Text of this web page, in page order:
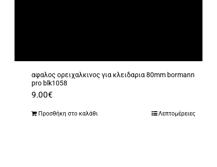
αφαλος ορειχαλκινος για κλειδαρια 80mm bormann
pro blk1058
9.00€
Προσθήκη στο καλάθι Λεπτομέρειες